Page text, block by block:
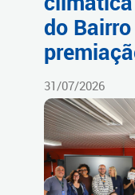
do
31/07/2026